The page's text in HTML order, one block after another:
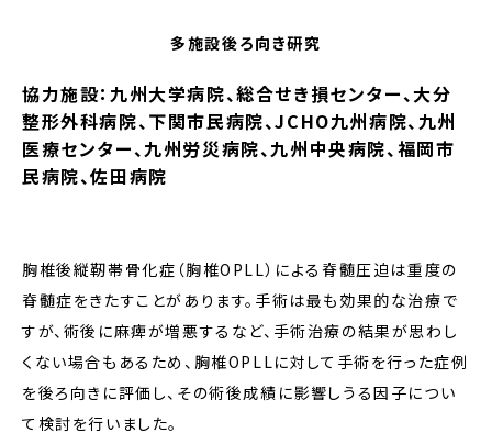
多施設後ろ向き研究
協力施設：九州大学病院、総合せき損センター、大分
整形外科病院、下関市民病院、JCHO九州病院、九州
医療センター、九州労災病院、九州中央病院、福岡市
民病院、佐田病院
胸椎後縦靭帯骨化症（胸椎OPLL）による脊髄圧迫は重度の
脊髄症をきたすことがあります。手術は最も効果的な治療で
すが、術後に麻痺が増悪するなど、手術治療の結果が思わし
くない場合もあるため、胸椎OPLLに対して手術を行った症例
を後ろ向きに評価し、その術後成績に影響しうる因子につい
て検討を行いました。